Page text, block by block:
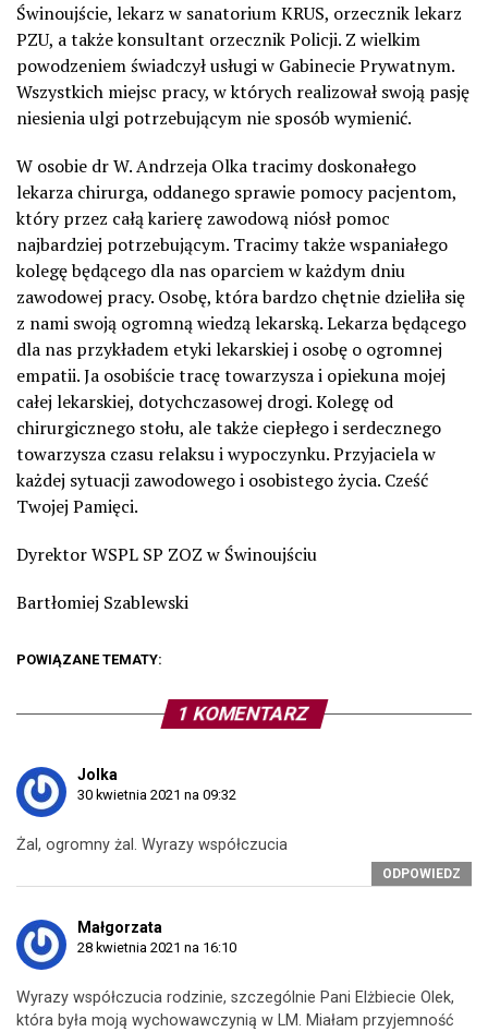
Świnoujście, lekarz w sanatorium KRUS, orzecznik lekarz
PZU, a także konsultant orzecznik Policji. Z wielkim
powodzeniem świadczył usługi w Gabinecie Prywatnym.
Wszystkich miejsc pracy, w których realizował swoją pasję
niesienia ulgi potrzebującym nie sposób wymienić.
W osobie dr W. Andrzeja Olka tracimy doskonałego
lekarza chirurga, oddanego sprawie pomocy pacjentom,
który przez całą karierę zawodową niósł pomoc
najbardziej potrzebującym. Tracimy także wspaniałego
kolegę będącego dla nas oparciem w każdym dniu
zawodowej pracy. Osobę, która bardzo chętnie dzieliła się
z nami swoją ogromną wiedzą lekarską. Lekarza będącego
dla nas przykładem etyki lekarskiej i osobę o ogromnej
empatii. Ja osobiście tracę towarzysza i opiekuna mojej
całej lekarskiej, dotychczasowej drogi. Kolegę od
chirurgicznego stołu, ale także ciepłego i serdecznego
towarzysza czasu relaksu i wypoczynku. Przyjaciela w
każdej sytuacji zawodowego i osobistego życia. Cześć
Twojej Pamięci.
Dyrektor WSPL SP ZOZ w Świnoujściu
Bartłomiej Szablewski
POWIĄZANE TEMATY:
1 KOMENTARZ
Jolka
30 kwietnia 2021 na 09:32
Żal, ogromny żal. Wyrazy współczucia
ODPOWIEDZ
Małgorzata
28 kwietnia 2021 na 16:10
Wyrazy współczucia rodzinie, szczególnie Pani Elżbiecie Olek,
która była moją wychowawczynią w LM. Miałam przyjemność